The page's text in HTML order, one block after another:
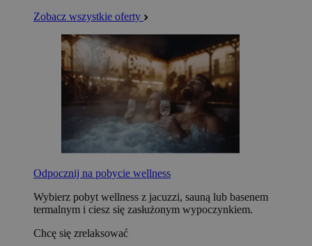
Zobacz wszystkie oferty
Odpocznij na pobycie wellness
Wybierz pobyt wellness z jacuzzi, sauną lub basenem
termalnym i ciesz się zasłużonym wypoczynkiem.
Chcę się zrelaksować